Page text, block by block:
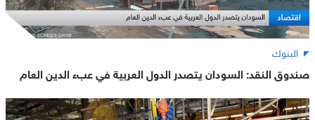
البنوك
صندوق النقد: السودان يتصدر الدول العربية في عبء الدين العام